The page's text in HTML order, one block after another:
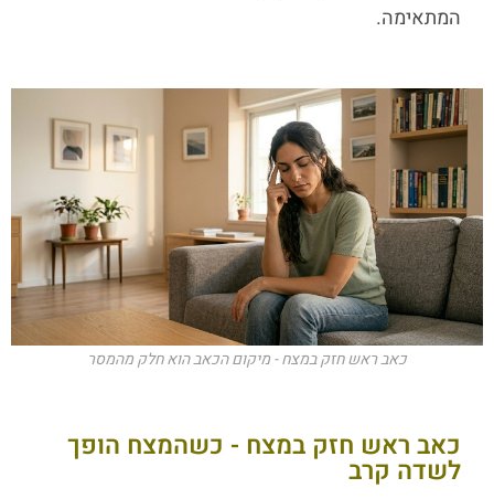
המתאימה.
כאב ראש חזק במצח - מיקום הכאב הוא חלק מהמסר
כאב ראש חזק במצח - כשהמצח הופך
לשדה קרב